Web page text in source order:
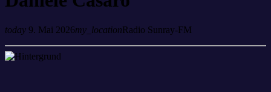
today 9. Mai 2026my_locationRadio Sunray-FM